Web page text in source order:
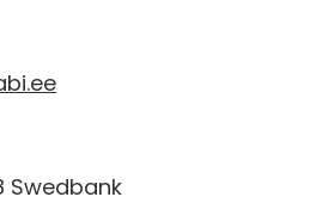
Swedbank